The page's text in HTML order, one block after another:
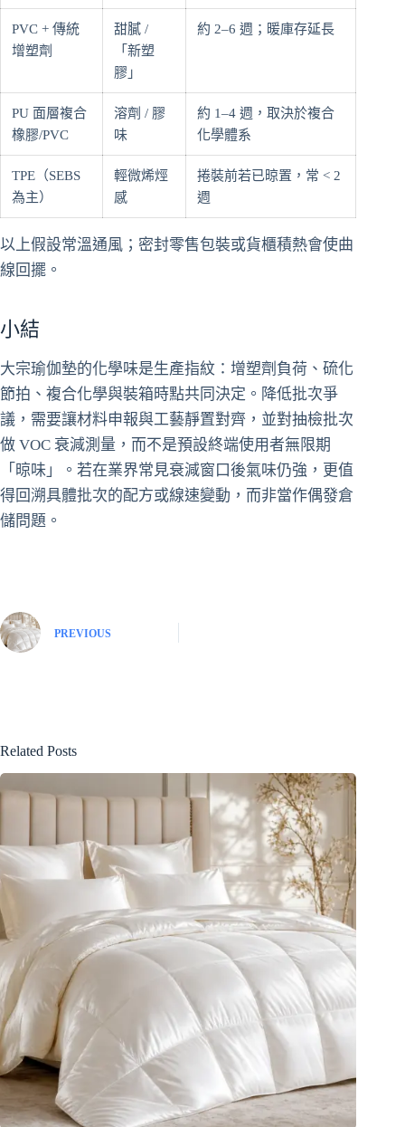
PVC + 傳統
增塑劑
甜膩 /
「新塑
膠」
約 2–6 週；暖庫存延長
PU 面層複合
橡膠/PVC
溶劑 / 膠
味
約 1–4 週，取決於複合
化學體系
TPE（SEBS
為主）
輕微烯烴
感
捲裝前若已晾置，常 < 2
週
以上假設常溫通風；密封零售包裝或貨櫃積熱會使曲
線回擺。
小結
大宗瑜伽墊的化學味是生產指紋：增塑劑負荷、硫化
節拍、複合化學與裝箱時點共同決定。降低批次爭
議，需要讓材料申報與工藝靜置對齊，並對抽檢批次
做 VOC 衰減測量，而不是預設終端使用者無限期
「晾味」。若在業界常見衰減窗口後氣味仍強，更值
得回溯具體批次的配方或線速變動，而非當作偶發倉
儲問題。
PREVIOUS
Related Posts